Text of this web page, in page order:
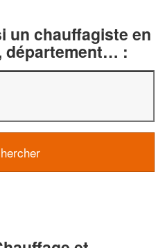
un chauffagiste en
département… :